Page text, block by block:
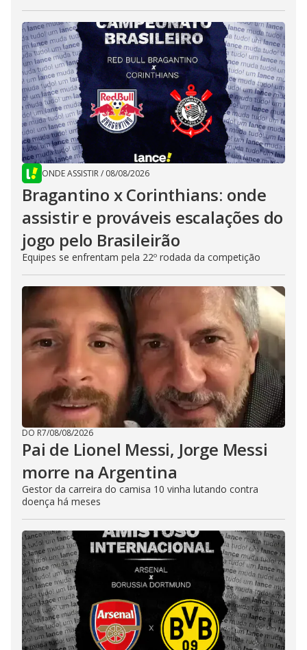
ONDE ASSISTIR/ 08/08/2026
Bragantino x Corinthians: onde
assistir e prováveis escalações do
jogo pelo Brasileirão
Equipes se enfrentam pela 22º rodada da competição
DO R7/08/08/2026
Pai de Lionel Messi, Jorge Messi
morre na Argentina
Gestor da carreira do camisa 10 vinha lutando contra
doença há meses